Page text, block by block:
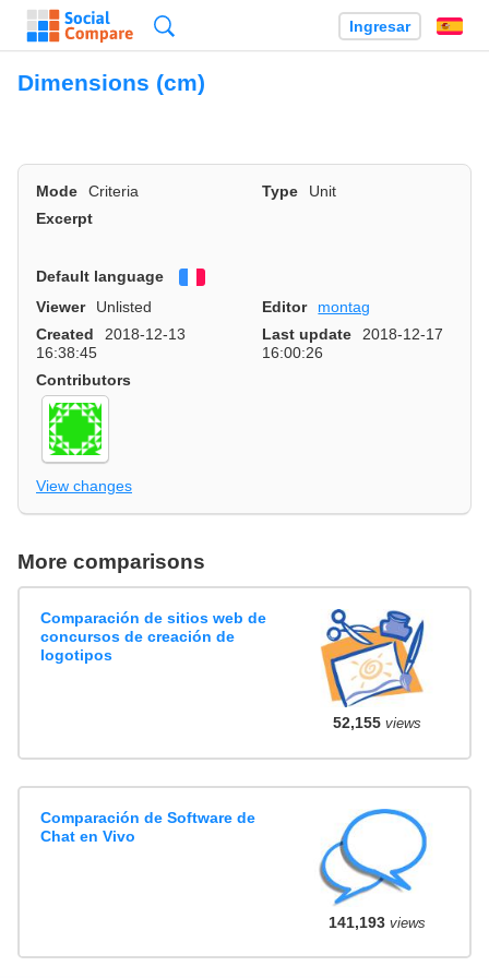
Ingresar
Dimensions (cm)
Mode Criteria Type
Unit
Excerpt
Default language
Viewer
Unlisted Editor
montag
Created
2018-12-13
16:38:45
Last update
2018-12-17
16:00:26
Contributors
View changes
More comparisons
Comparación de sitios web de
concursos de creación de
logotipos
52,155views
Comparación de Software de
Chat en Vivo
141,193views